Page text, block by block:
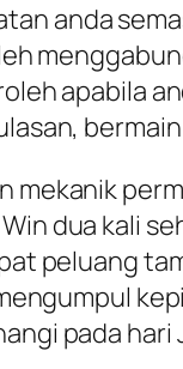
anda
apabila
mekanik
dua kali
peluang
pada hari